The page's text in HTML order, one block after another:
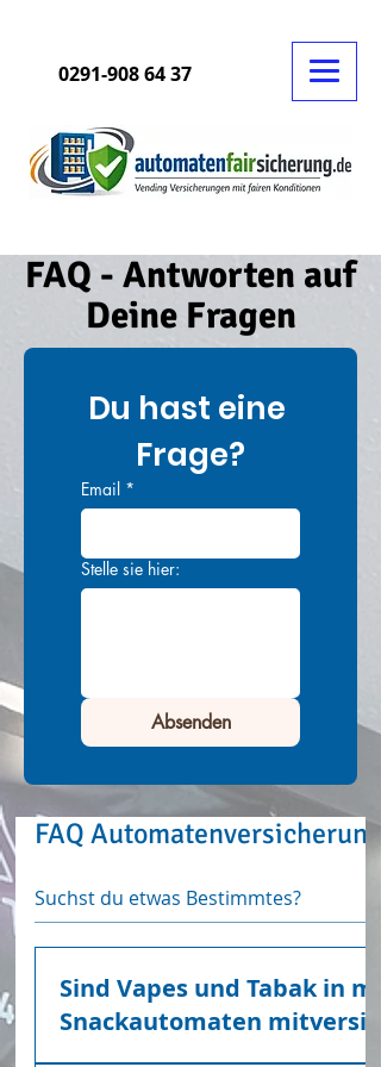
0291-908 64 37
FAQ - Antworten auf
Deine Fragen
Du hast eine
Frage?
Email *
Stelle sie hier:
Absenden
FAQ Automatenversicherung
Sind Vapes und Tabak in
Snackautomaten